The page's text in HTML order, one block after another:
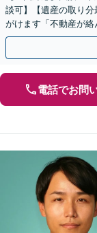
談可】【遺産の取り
がけます「不動産が
執行／事業承継など
電話でお問